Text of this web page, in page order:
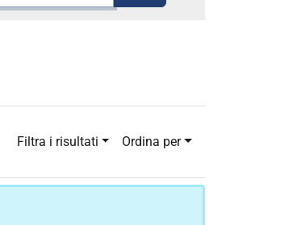
Filtra i risultati Ordina per